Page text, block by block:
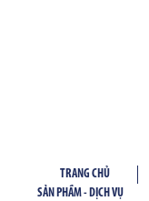
TRANG CHỦ
SẢN PHẦM - DỊCH VỤ